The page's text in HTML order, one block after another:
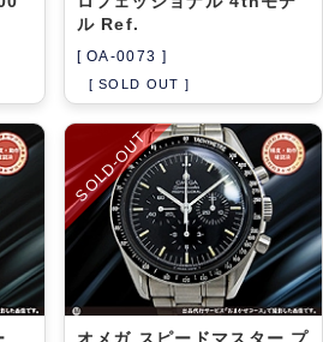
ル Ref.
[ OA-0073 ]
[ SOLD OUT ]
SOLD-OUT